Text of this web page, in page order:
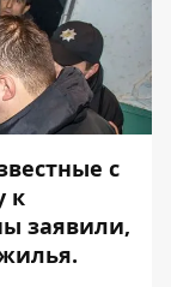
с
к
заявили,